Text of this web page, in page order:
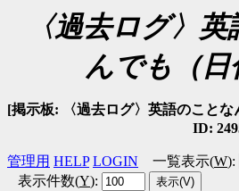
〈過去ログ〉
んでも（日
[掲示板: 〈過去ログ〉英語のこと
ID:
管理用 HELP LOGIN 一覧表示(W):
表示件数(Y):